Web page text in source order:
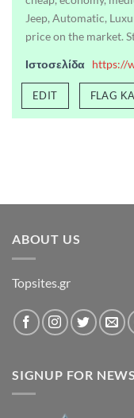
Jeep, Automatic,
price on the market.
Ιστοσελίδα https://
EDIT FLAG
ABOUT US
Topsites.gr
SIGNUP FOR